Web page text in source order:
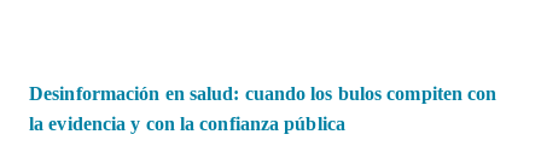
Desinformación en salud: cuando los bulos compiten con
la evidencia y con la confianza pública